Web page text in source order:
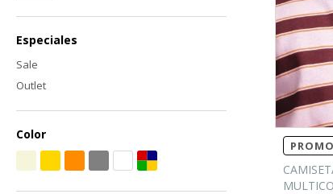
Especiales
Sale
Outlet
Color